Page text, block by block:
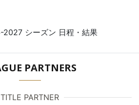
2027 シーズン 日程・結果
PARTNERS
TITLE PARTNER